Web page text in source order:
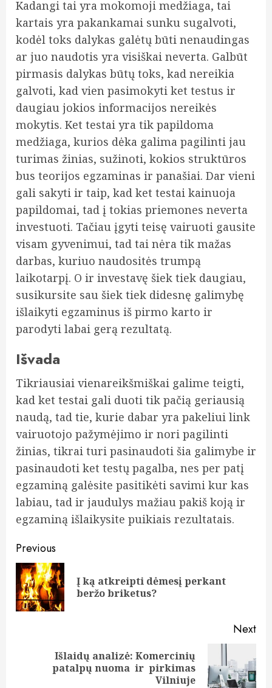
Kadangi tai yra mokomoji medžiaga, tai
kartais yra pakankamai sunku sugalvoti,
kodėl toks dalykas galėtų būti nenaudingas
ar juo naudotis yra visiškai neverta. Galbūt
pirmasis dalykas būtų toks, kad nereikia
galvoti, kad vien pasimokyti ket testus ir
daugiau jokios informacijos nereikės
mokytis. Ket testai yra tik papildoma
medžiaga, kurios dėka galima pagilinti jau
turimas žinias, sužinoti, kokios struktūros
bus teorijos egzaminas ir panašiai. Dar vieni
gali sakyti ir taip, kad ket testai kainuoja
papildomai, tad į tokias priemones neverta
investuoti. Tačiau įgyti teisę vairuoti gausite
visam gyvenimui, tad tai nėra tik mažas
darbas, kuriuo naudositės trumpą
laikotarpį. O ir investavę šiek tiek daugiau,
susikursite sau šiek tiek didesnę galimybę
išlaikyti egzaminus iš pirmo karto ir
parodyti labai gerą rezultatą.
Išvada
Tikriausiai vienareikšmiškai galime teigti,
kad ket testai gali duoti tik pačią geriausią
naudą, tad tie, kurie dabar yra pakeliui link
vairuotojo pažymėjimo ir nori pagilinti
žinias, tikrai turi pasinaudoti šia galimybe ir
pasinaudoti ket testų pagalba, nes per patį
egzaminą galėsite pasitikėti savimi kur kas
labiau, tad ir jaudulys mažiau pakiš koją ir
egzaminą išlaikysite puikiais rezultatais.
Continue
Reading
Previous
Į ką atkreipti dėmesį perkant
beržo briketus?
Next
Išlaidų analizė: Komercinių
patalpų nuoma ir pirkimas
Vilniuje